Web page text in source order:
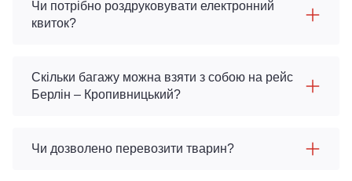
Чи потрібно роздруковувати електронний
квиток?
Скільки багажу можна взяти з собою на рейс
Берлін – Кропивницький?
Чи дозволено перевозити тварин?